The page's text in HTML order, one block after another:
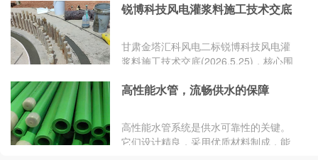
不足，难以应对复杂环境，让您的家园
物抗裂砂浆，一切问题迎刃而解！
锐博科技风电灌浆料施工技术交底
甘肃金塔汇科风电二标锐博科技风电灌
浆料施工技术交底(2026.5.25)，核心围
红线五大板块梳理要点，总结如下：
高性能水管，流畅供水的保障
高性能水管系统是供水可靠性的关键。
它们设计精良，采用优质材料制成，能